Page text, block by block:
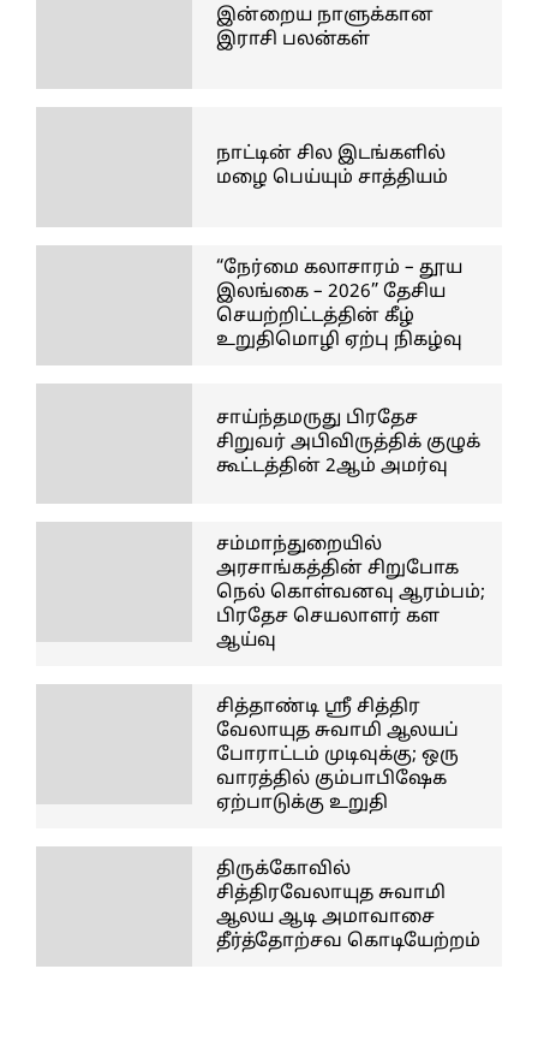
இன்றைய நாளுக்கான
இராசி பலன்கள்
நாட்டின் சில இடங்களில்
மழை பெய்யும் சாத்தியம்
“நேர்மை கலாசாரம் – தூய
இலங்கை – 2026” தேசிய
செயற்றிட்டத்தின் கீழ்
உறுதிமொழி ஏற்பு நிகழ்வு
சாய்ந்தமருது பிரதேச
சிறுவர் அபிவிருத்திக் குழுக்
கூட்டத்தின் 2ஆம் அமர்வு
சம்மாந்துறையில்
அரசாங்கத்தின் சிறுபோக
நெல் கொள்வனவு ஆரம்பம்;
பிரதேச செயலாளர் கள
ஆய்வு
சித்தாண்டி ஸ்ரீ சித்திர
வேலாயுத சுவாமி ஆலயப்
போராட்டம் முடிவுக்கு; ஒரு
வாரத்தில் கும்பாபிஷேக
ஏற்பாடுக்கு உறுதி
திருக்கோவில்
சித்திரவேலாயுத சுவாமி
ஆலய ஆடி அமாவாசை
தீர்த்தோற்சவ கொடியேற்றம்